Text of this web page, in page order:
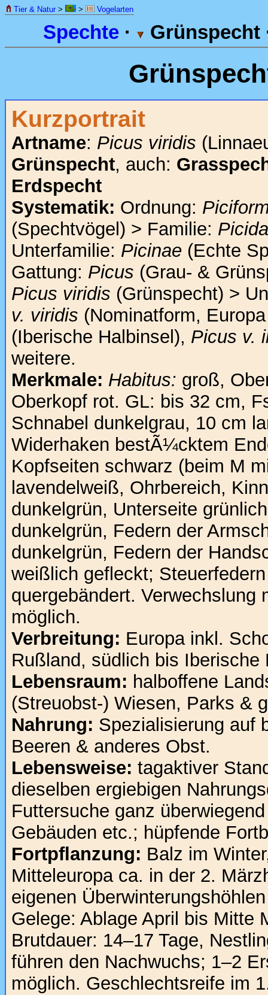
Tier & Natur > > Vogelarten
Spechte· Grünspecht
Kurzportrait
Artname: Picus viridis
Grünspecht, auch:
Erdspecht
Systematik: Ordnung:
(Spechtvögel) > Familie:
Unterfamilie: Picinae (Echte
Gattung: Picus (Grau- &
Picus viridis (Grünspecht) >
v. viridis (Nominatform,
(Iberische Halbinsel), Picus v.
weitere.
Merkmale: Habitus: groß,
Oberkopf rot. GL: bis 32 cm,
Schnabel dunkelgrau, 10 cm
Widerhaken bestÃ¼cktem
Kopfseiten schwarz (beim M
lavendelweiß, Ohrbereich,
dunkelgrün, Unterseite
dunkelgrün, Federn der
dunkelgrün, Federn der
weißlich gefleckt;
quergebändert.
möglich.
Verbreitung: Europa inkl.
Rußland, südlich bis
Lebensraum: halboffene
(Streuobst-) Wiesen, Parks &
Nahrung: Spezialisierung auf
Beeren & anderes Obst.
Lebensweise: tagaktiver
dieselben ergiebigen
Futtersuche ganz
Gebäuden etc.; hüpfende
Fortpflanzung: Balz im
Mitteleuropa ca. in der 2.
eigenen
Gelege: Ablage April bis Mitte
Brutdauer: 14–17 Tage,
führen den Nachwuchs; 1–2
möglich. Geschlechtsreife im